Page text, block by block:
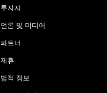
투자자
언론 및 미디어
파트너
제휴
법적 정보